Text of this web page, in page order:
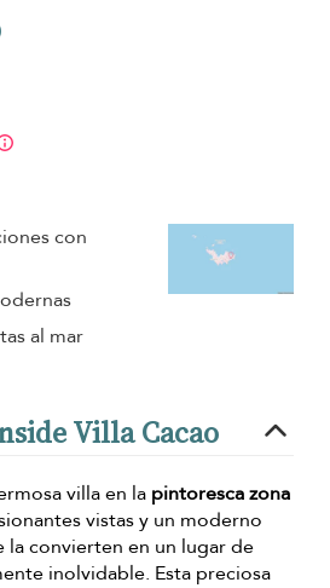
con
al mar
Villa Cacao
villa en la pintoresca zona
vistas y un moderno
la convierten en un lugar de
inolvidable. Esta preciosa